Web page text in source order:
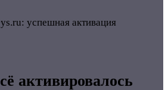
активировалось